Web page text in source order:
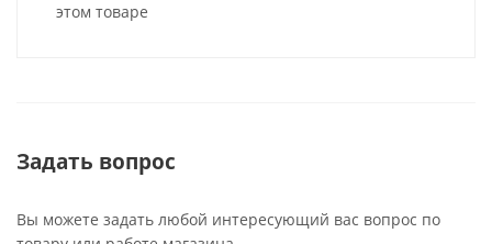
этом товаре
Задать вопрос
Вы можете задать любой интересующий вас вопрос по